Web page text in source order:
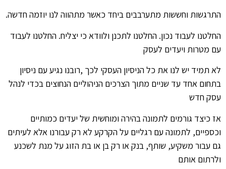
התרגשות וחששות מתערבבים ביחד כאשר מתהווה לנו יוזמה חדשה.
החלטנו לעבוד נכון. החלטנו לתכנן ולוודא כי יצליח. החלטנו לעבוד
עם מטרות ויעדים לעסק
לא תמיד יש לנו את כל הניסיון העסקי לכך ,רובנו נגיע עם ניסיון
בתחום אחד עד שניים מתוך הצרכים הניהוליים הנחוצים בכדי לנהל
עסק חדש
אז כיצד גורמים לתמונה בהירה ומוחשית של יעדים כמותיים
וכספיים, לתמונה עם רגליים על הקרקע לא רק עבורנו אלא לעיתים
גם עבור משקיע, שותף, בנק או רק בן או בת הזוג על מנת לשכנע
ולרתום אותם